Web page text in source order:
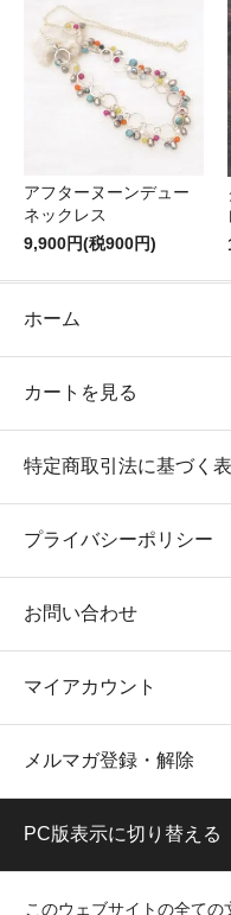
アフターヌーンデュー
ネックレス
9,900円(税900円)
ホーム
カートを見る
特定商取引法に基づく
プライバシーポリシー
お問い合わせ
マイアカウント
メルマガ登録・解除
PC版表示に切り替える
このウェブサイトの全て